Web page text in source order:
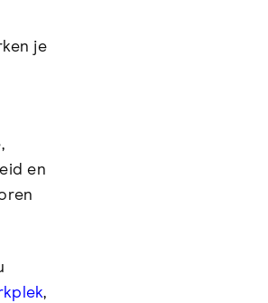
je
en
,